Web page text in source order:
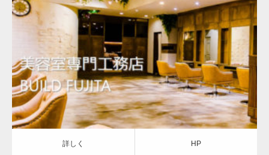
詳しく HP
詳しく HP